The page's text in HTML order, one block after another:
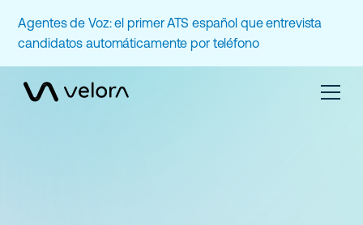
Agentes de Voz: el primer ATS español que entrevista
candidatos automáticamente por teléfono